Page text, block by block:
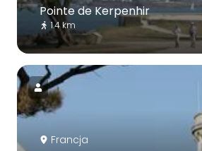
Pointe de Kerpenhir
1.4 km
Francja